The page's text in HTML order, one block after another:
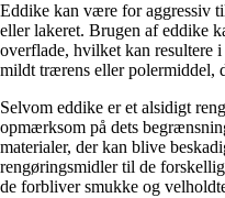
Eddike kan være for aggressiv
eller lakeret. Brugen af eddike
overflade, hvilket kan resultere
mildt trærens eller polermiddel,
Selvom eddike er et alsidigt
opmærksom på dets
materialer, der kan blive
rengøringsmidler til de
de forbliver smukke og